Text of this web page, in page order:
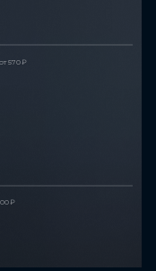
от 570 ₽
₽